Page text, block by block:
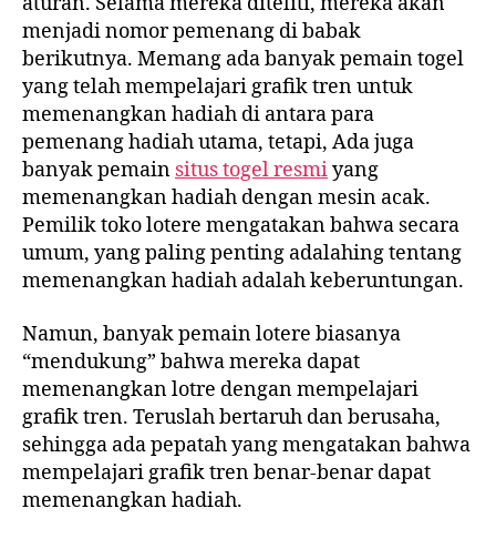
menjadi nomor pemenang di babak
berikutnya. Memang ada banyak pemain togel
yang telah mempelajari grafik tren untuk
memenangkan hadiah di antara para
pemenang hadiah utama, tetapi, Ada juga
banyak pemain situs togel resmiyang
memenangkan hadiah dengan mesin acak.
Pemilik toko lotere mengatakan bahwa secara
umum, yang paling penting adalahing tentang
memenangkan hadiah adalah keberuntungan.
Namun, banyak pemain lotere biasanya
“mendukung” bahwa mereka dapat
memenangkan lotre dengan mempelajari
grafik tren. Teruslah bertaruh dan berusaha,
sehingga ada pepatah yang mengatakan bahwa
mempelajari grafik tren benar-benar dapat
memenangkan hadiah.